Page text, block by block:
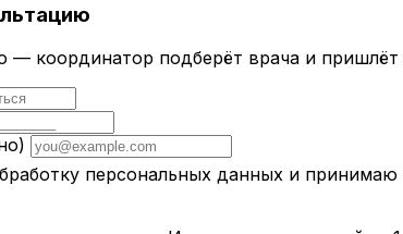
— координатор подберёт врача и пришлёт
персональных данных и принимаю